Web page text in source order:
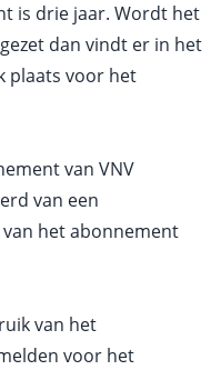
is drie jaar. Wordt het
dan vindt er in het
plaats voor het
van VNV
van een
van het abonnement
van het
voor het